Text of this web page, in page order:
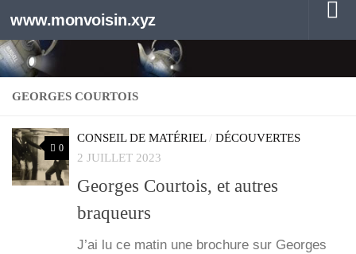
Au dessous du contenu
www.monvoisin.xyz
GEORGES COURTOIS
0
CONSEIL DE MATÉRIEL/ DÉCOUVERTES
2 JUILLET 2023
Georges Courtois, et autres
braqueurs
J’ai lu ce matin une bro­chure sur Georges